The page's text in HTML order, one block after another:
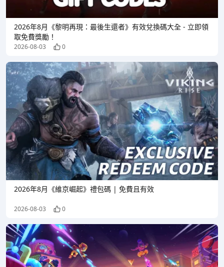
2026年8月《黎明再現：最後生還者》有效兌換碼大全 - 立即領
取免費獎勵！
2026-08-03 0
2026年8月《維京崛起》禮包碼 | 免費且有效
2026-08-03 0